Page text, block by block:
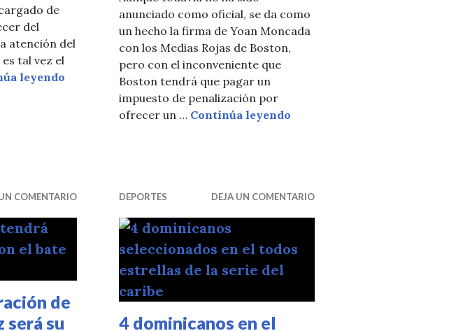
de
del
atención del
tal vez el
leyendo Liga Dominicana de Fútbol
anunciado como oficial, se da como
un hecho la firma de Yoan Moncada
con los Medias Rojas de Boston,
pero con el inconveniente que
Boston tendrá que pagar un
impuesto de penalización por
ofrecer un … Continúa leyendo
COMENTARIO
de
será su
DEPORTES DEJA UN COMENTARIO
4 dominicanos en el